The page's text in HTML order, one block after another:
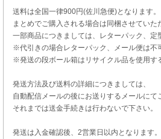
送料は全国一律900円(佐川急便)となります。
まとめでご購入される場合は同梱させていた
一部商品につきましては、レターパック、定
※代引きの場合レターパック、メール便は不
※発送の段ボール箱はリサイクル品を使用す
発送方法及び送料の詳細につきましては、
自動配信メールの後にお送りするメールにて
それまでは送金手続きは行わないで下さい。
発送は入金確認後、2営業日以内となります。